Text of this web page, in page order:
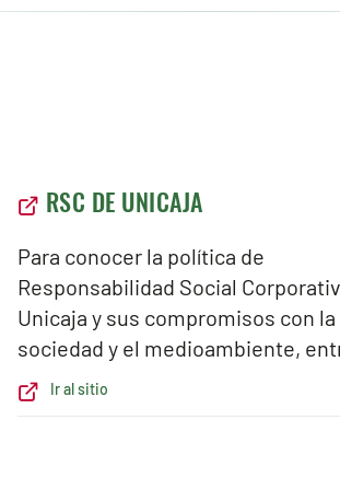
RSC DE UNICAJA
Para conocer la política de
Responsabilidad Social
Unicaja y sus compromisos con la
sociedad y el medioambiente,
Ir al sitio